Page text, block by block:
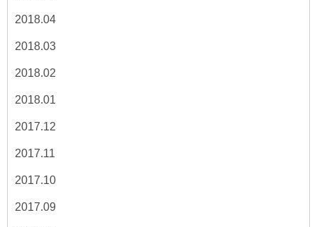
2018.04
2018.03
2018.02
2018.01
2017.12
2017.11
2017.10
2017.09